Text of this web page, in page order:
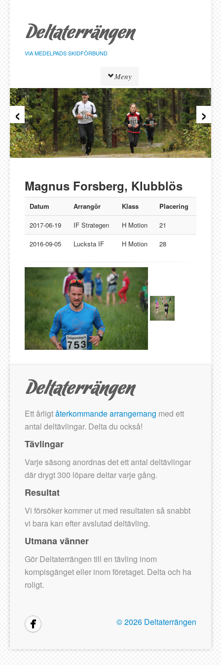
sidans
innehåll
VIA MEDELPADS SKIDFÖRBUND
Meny
Tävlingar
Resultat
Löpare
Klasser
Föreningar
Bergeforsen SK
IF Strategen
Lucksta IF
Matfors SK
Stockviks SF
Sundsvalls OK
Gästbok
‹ ›
Magnus Forsberg, Klubblös
Datum Arrangör Klass
Placering
2017-06-19
IF Strategen H Motion
21
2016-09-05
Lucksta IF H Motion 28
Ett årligtåterkommande arrangemang med ett
antal deltävlingar. Delta du också!
Tävlingar
Varje säsong anordnas det ett antal deltävlingar
där drygt 300 löpare deltar varje gång.
Resultat
Vi försöker kommer ut med resultaten så snabbt
vi bara kan efter avslutad deltävling.
Utmana vänner
Gör Deltaterrängen till en tävling inom
kompisgänget eller inom företaget. Delta och ha
roligt.
©2026 Deltaterrängen